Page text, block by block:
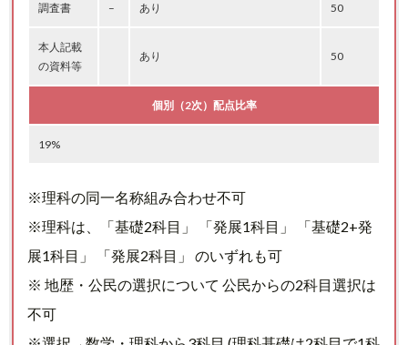
調査書 – あり 50
本人記載
の資料等
あり 50
個別（2次）配点比率
19%
※理科の同一名称組み合わせ不可
※理科は、「基礎2科目」 「発展1科目」 「基礎2+発
展1科目」 「発展2科目」 のいずれも可
※ 地歴・公民の選択について 公民からの2科目選択は
不可